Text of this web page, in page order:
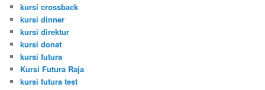
kursi crossback
kursi dinner
kursi direktur
kursi donat
kursi futura
Kursi Futura Raja
kursi futura test